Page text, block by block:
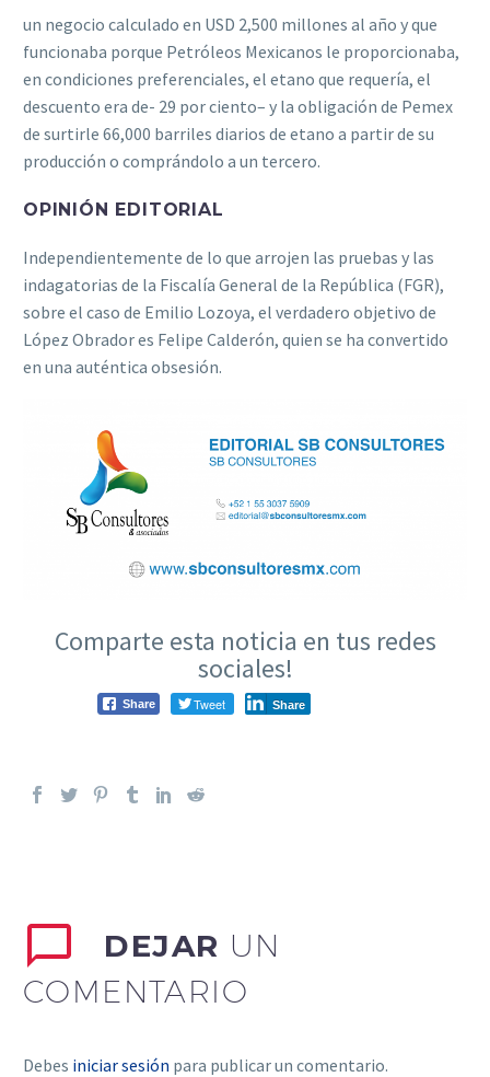
un negocio calculado en USD 2,500 millones al año y que
funcionaba porque Petróleos Mexicanos le proporcionaba,
en condiciones preferenciales, el etano que requería, el
descuento era de- 29 por ciento– y la obligación de Pemex
de surtirle 66,000 barriles diarios de etano a partir de su
producción o comprándolo a un tercero.
OPINIÓN EDITORIAL
Independientemente de lo que arrojen las pruebas y las
indagatorias de la Fiscalía General de la República (FGR),
sobre el caso de Emilio Lozoya, el verdadero objetivo de
López Obrador es Felipe Calderón, quien se ha convertido
en una auténtica obsesión.
Comparte esta noticia en tus redes
sociales!
Share Tweet Share
DEJAR UN
COMENTARIO
Debes iniciar sesión para publicar un comentario.